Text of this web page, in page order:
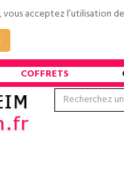
acceptez l’utilisation
COFFRETS